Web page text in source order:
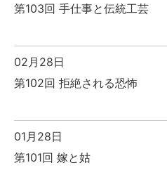
第103回 手仕事と伝統工芸
02月28日
第102回 拒絶される恐怖
01月28日
第101回 嫁と姑